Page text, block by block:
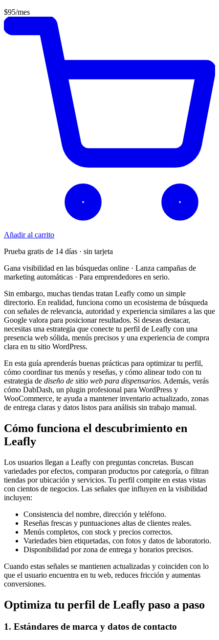
$95/mes
Añadir al carrito
Prueba gratis de 14 días · sin tarjeta
Gana visibilidad en las búsquedas online · Lanza campañas de
marketing automáticas · Para emprendedores en serio.
Sin embargo, muchas tiendas tratan Leafly como un simple
directorio. En realidad, funciona como un ecosistema de búsqueda
con señales de relevancia, autoridad y experiencia similares a las que
Google valora para posicionar resultados. Si deseas destacar,
necesitas una estrategia que conecte tu perfil de Leafly con una
presencia web sólida, menús precisos y una experiencia de compra
clara en tu sitio WordPress.
En esta guía aprenderás buenas prácticas para optimizar tu perfil,
cómo coordinar tus menús y reseñas, y cómo alinear todo con tu
estrategia de diseño de sitio web para dispensarios. Además, verás
cómo DabDash, un plugin profesional para WordPress y
WooCommerce, te ayuda a mantener inventario actualizado, zonas
de entrega claras y datos listos para análisis sin trabajo manual.
Cómo funciona el descubrimiento en
Leafly
Los usuarios llegan a Leafly con preguntas concretas. Buscan
variedades por efectos, comparan productos por categoría, o filtran
tiendas por ubicación y servicios. Tu perfil compite en estas vistas
con cientos de negocios. Las señales que influyen en la visibilidad
incluyen:
Consistencia del nombre, dirección y teléfono.
Reseñas frescas y puntuaciones altas de clientes reales.
Menús completos, con stock y precios correctos.
Variedades bien etiquetadas, con fotos y datos de laboratorio.
Disponibilidad por zona de entrega y horarios precisos.
Cuando estas señales se mantienen actualizadas y coinciden con lo
que el usuario encuentra en tu web, reduces fricción y aumentas
conversiones.
Optimiza tu perfil de Leafly paso a paso
1. Estándares de marca y datos de contacto